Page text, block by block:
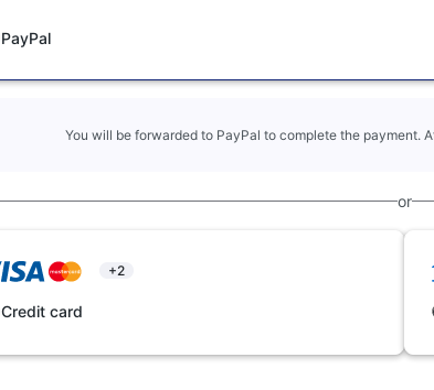
PayPal
You will be forwarded to PayPal to complete the payment.
or
+2
Credit card